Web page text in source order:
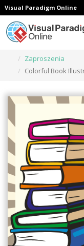
Visual Paradigm Online
Zaproszenia
Colorful Book